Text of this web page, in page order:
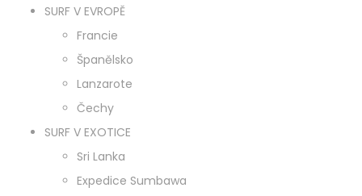
SURF V EVROPĚ
Francie
Španělsko
Lanzarote
Čechy
SURF V EXOTICE
Sri Lanka
Expedice Sumbawa